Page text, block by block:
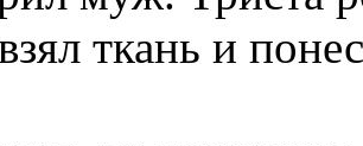
ткань и